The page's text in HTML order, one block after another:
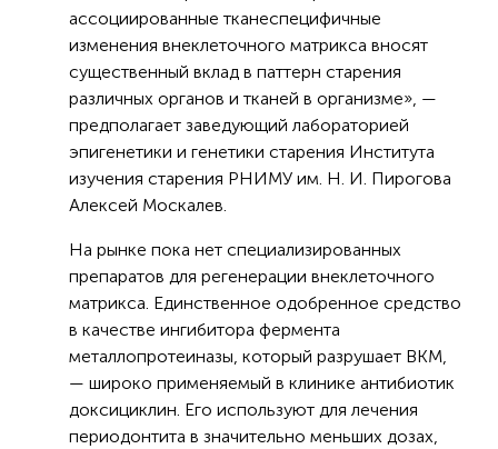
ассоциированные тканеспецифичные
изменения внеклеточного матрикса вносят
существенный вклад в паттерн старения
различных органов и тканей в организме», —
предполагает заведующий лабораторией
эпигенетики и генетики старения Института
изучения старения РНИМУ им. Н. И. Пирогова
Алексей Москалев.
На рынке пока нет специализированных
препаратов для регенерации внеклеточного
матрикса. Единственное одобренное средство
в качестве ингибитора фермента
металлопротеиназы, который разрушает ВКМ,
— широко применяемый в клинике антибиотик
доксициклин. Его используют для лечения
периодонтита в значительно меньших дозах,